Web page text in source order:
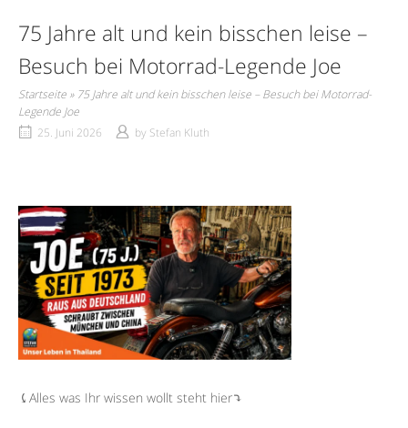
75 Jahre alt und kein bisschen leise –
Besuch bei Motorrad-Legende Joe
Startseite » 75 Jahre alt und kein bisschen leise – Besuch bei Motorrad-
Legende Joe
25. Juni 2026
by Stefan Kluth
⤹Alles was Ihr wissen wollt steht hier⤵︎